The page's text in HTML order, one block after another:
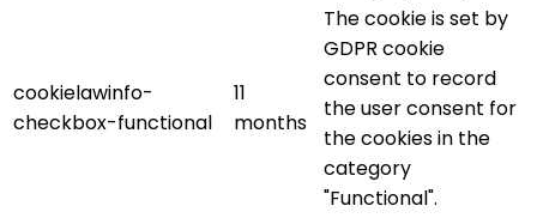
cookielawinfo-
checkbox-functional
11
months
The cookie is set by
GDPR cookie
consent to record
the user consent for
the cookies in the
category
"Functional".